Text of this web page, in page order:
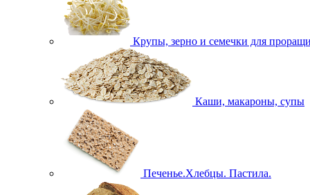
Крупы, зерно и семечки для
Каши, макароны, супы
Печенье.Хлебцы. Пастила.